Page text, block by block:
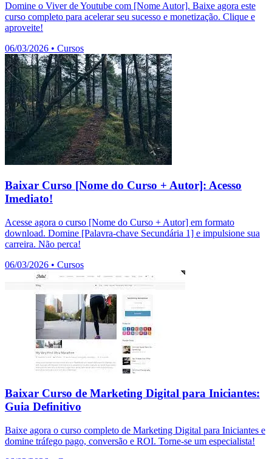
Domine o Viver de Youtube com [Nome Autor]. Baixe agora este
curso completo para acelerar seu sucesso e monetização. Clique e
aproveite!
06/03/2026 • Cursos
Baixar Curso [Nome do Curso + Autor]: Acesso
Imediato!
Acesse agora o curso [Nome do Curso + Autor] em formato
download. Domine [Palavra-chave Secundária 1] e impulsione sua
carreira. Não perca!
06/03/2026 • Cursos
Baixar Curso de Marketing Digital para Iniciantes:
Guia Definitivo
Baixe agora o curso completo de Marketing Digital para Iniciantes e
domine tráfego pago, conversão e ROI. Torne-se um especialista!